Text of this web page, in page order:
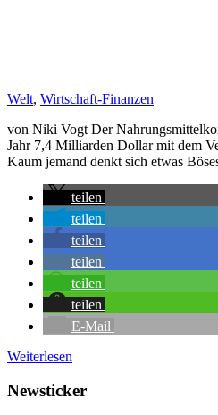
Welt, Wirtschaft-Finanzen
von Niki Vogt Der
Jahr 7,4 Milliarden Dollar mit dem
Kaum jemand denkt sich etwas
teilen
teilen
teilen
teilen
teilen
teilen
E-Mail
Weiterlesen
Newsticker